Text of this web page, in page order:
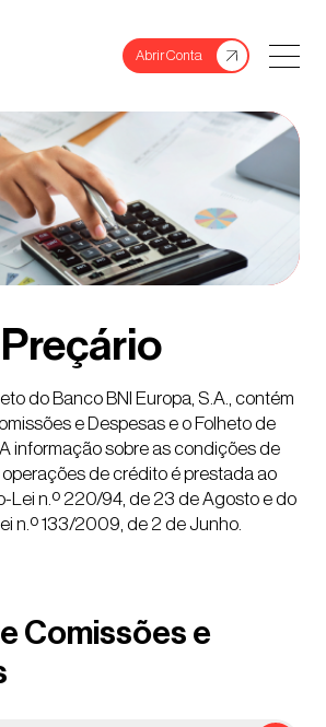
Abrir Conta
Particulares
Flex
Empresas
Preçário
do Banco BNI Europa, S.A., contém
e Despesas e o Folheto de
informação sobre as condições de
de crédito é prestada ao
Lei n.º 220/94, de 23 de Agosto e do
n.º 133/2009, de 2 de Junho.
Comissões e